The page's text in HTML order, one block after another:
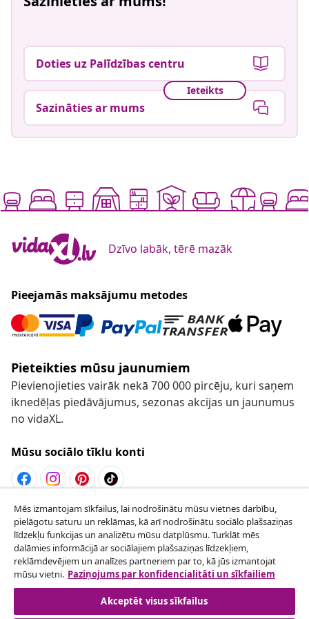
Doties uz Palīdzības centru
Ieteikts
Sazināties ar mums
Dzīvo labāk, tērē mazāk
Pieejamās maksājumu metodes
Pieteikties mūsu jaunumiem
Pievienojieties vairāk nekā 700 000 pircēju, kuri saņem
iknedēļas piedāvājumus, sezonas akcijas un jaunumus
no vidaXL.
Mūsu sociālo tīklu konti
Atteikties no līguma
Iesniegt pieprasījumu par atteikšanos no
pasūtījuma.
Atteikties no līguma
Mēs izmantojam sīkfailus, lai nodrošinātu mūsu vietnes darbību,
pielāgotu saturu un reklāmas, kā arī nodrošinātu sociālo plašsaziņas
līdzekļu funkcijas un analizētu mūsu datplūsmu. Turklāt mēs
dalāmies informācijā ar sociālajiem plašsaziņas līdzekļiem,
reklāmdevējiem un analīzes partneriem par to, kā jūs izmantojat
mūsu vietni. Paziņojums par konfidencialitāti un sīkfailiem
Akceptēt visus sīkfailus